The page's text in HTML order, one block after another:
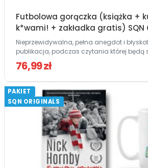
Futbolowa gorączka (książka +
k*wami! + zakładka gratis) SQN
Nieprzewidywalna, pełna anegdot i
publikacja, podczas czytania której będą
76,99 zł
PAKIET
SQN ORIGINALS